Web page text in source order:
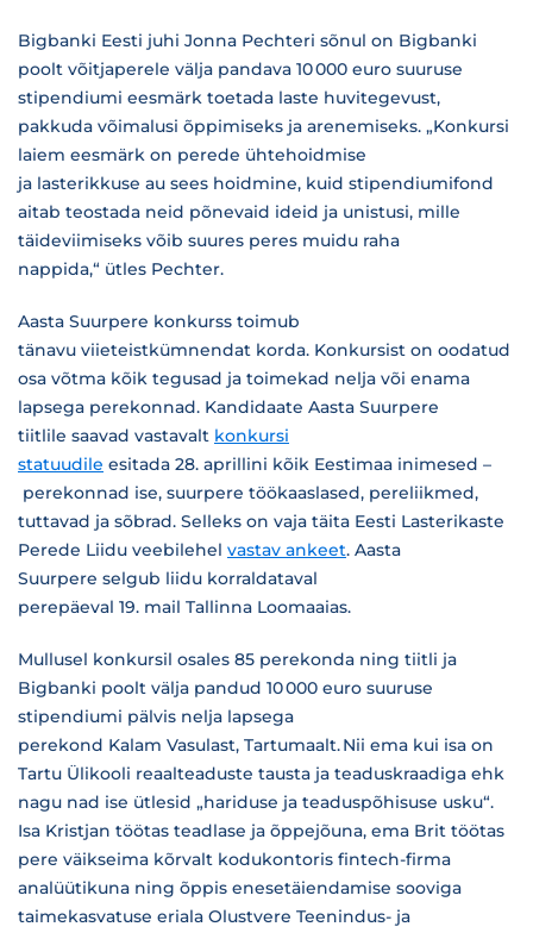
Bigbanki Eesti juhi Jonna Pechteri sõnul on Bigbanki
poolt võitjaperele välja pandava 10 000 euro suuruse
stipendiumi eesmärk toetada laste huvitegevust,
pakkuda võimalusi õppimiseks ja arenemiseks. „Konkursi
laiem eesmärk on perede ühtehoidmise
ja lasterikkuse au sees hoidmine, kuid stipendiumifond
aitab teostada neid põnevaid ideid ja unistusi, mille
täideviimiseks võib suures peres muidu raha
nappida,“ ütles Pechter.
Aasta Suurpere konkurss toimub
tänavu viieteistkümnendat korda. Konkursist on oodatud
osa võtma kõik tegusad ja toimekad nelja või enama
lapsega perekonnad. Kandidaate Aasta Suurpere
tiitlile saavad vastavalt konkursi
statuudile esitada 28. aprillini kõik Eestimaa inimesed –
perekonnad ise, suurpere töökaaslased, pereliikmed,
tuttavad ja sõbrad. Selleks on vaja täita Eesti Lasterikaste
Perede Liidu veebilehel vastav ankeet. Aasta
Suurpere selgub liidu korraldataval
perepäeval 19. mail Tallinna Loomaaias.
Mullusel konkursil osales 85 perekonda ning tiitli ja
Bigbanki poolt välja pandud 10 000 euro suuruse
stipendiumi pälvis nelja lapsega
perekond Kalam Vasulast, Tartumaalt.Nii ema kui isa on
Tartu Ülikooli reaalteaduste tausta ja teaduskraadiga ehk
nagu nad ise ütlesid „hariduse ja teaduspõhisuse usku“.
Isa Kristjan töötas teadlase ja õppejõuna, ema Brit töötas
pere väikseima kõrvalt kodukontoris fintech-firma
analüütikuna ning õppis enesetäiendamise sooviga
taimekasvatuse eriala Olustvere Teenindus- ja